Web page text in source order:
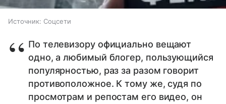
Источник: Соцсети
По телевизору официально вещают
одно, а любимый блогер, пользующийся
популярностью, раз за разом говорит
противоположное. К тому же, судя по
просмотрам и репостам его видео, он